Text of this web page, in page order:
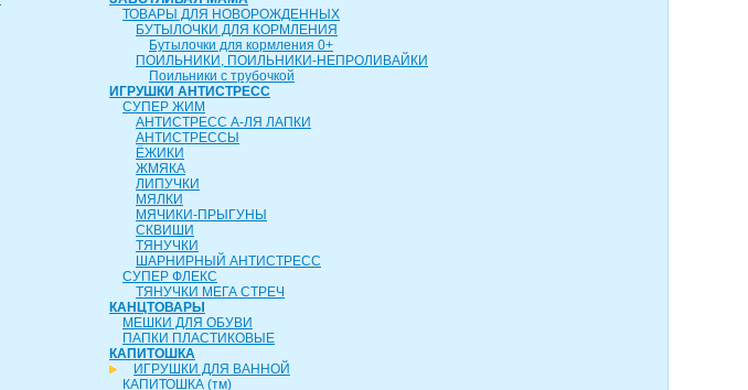
ТОВАРЫ ДЛЯ НОВОРОЖДЕННЫХ
БУТЫЛОЧКИ ДЛЯ КОРМЛЕНИЯ
Бутылочки для кормления 0+
ПОИЛЬНИКИ, ПОИЛЬНИКИ-НЕПРОЛИВАЙКИ
Поильники с трубочкой
ИГРУШКИ АНТИСТРЕСС
СУПЕР ЖИМ
АНТИСТРЕСС А-ЛЯ ЛАПКИ
АНТИСТРЕССЫ
ЁЖИКИ
ЖМЯКА
ЛИПУЧКИ
МЯЛКИ
МЯЧИКИ-ПРЫГУНЫ
СКВИШИ
ТЯНУЧКИ
ШАРНИРНЫЙ АНТИСТРЕСС
СУПЕР ФЛЕКС
ТЯНУЧКИ МЕГА СТРЕЧ
КАНЦТОВАРЫ
МЕШКИ ДЛЯ ОБУВИ
ПАПКИ ПЛАСТИКОВЫЕ
КАПИТОШКА
ИГРУШКИ ДЛЯ ВАННОЙ
КАПИТОШКА (тм)